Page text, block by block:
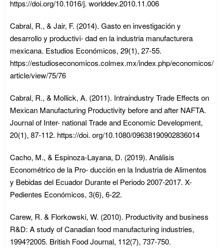
https://doi.org/10.1016/j. worlddev.2010.11.006
Cabral, R., & Jair, F. (2014). Gasto en investigación y
desarrollo y productivi- dad en la industria manufacturera
mexicana. Estudios Económicos, 29(1), 27-55.
https://estudioseconomicos.colmex.mx/index.php/economicos/
article/view/75/76
Cabral, R., & Mollick, A. (2011). Intraindustry Trade Effects on
Mexican Manufacturing Productivity before and after NAFTA.
Journal of Inter- national Trade and Economic Development,
20(1), 87-112. https://doi. org/10.1080/09638190902836014
Cacho, M., & Espinoza-Layana, D. (2019). Análisis
Econométrico de la Pro- ducción en la Industria de Alimentos
y Bebidas del Ecuador Durante el Periodo 2007-2017. X-
Pedientes Económicos, 3(6), 6-22.
Carew, R. & Florkowski, W. (2010). Productivity and business
R&D: A study of Canadian food manufacturing industries,
1994?2005. British Food Journal, 112(7), 737-750.